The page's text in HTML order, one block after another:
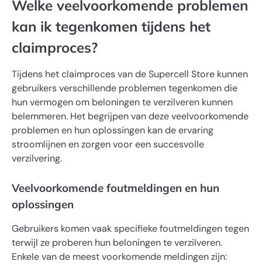
Welke veelvoorkomende problemen
kan ik tegenkomen tijdens het
claimproces?
Tijdens het claimproces van de Supercell Store kunnen
gebruikers verschillende problemen tegenkomen die
hun vermogen om beloningen te verzilveren kunnen
belemmeren. Het begrijpen van deze veelvoorkomende
problemen en hun oplossingen kan de ervaring
stroomlijnen en zorgen voor een succesvolle
verzilvering.
Veelvoorkomende foutmeldingen en hun
oplossingen
Gebruikers komen vaak specifieke foutmeldingen tegen
terwijl ze proberen hun beloningen te verzilveren.
Enkele van de meest voorkomende meldingen zijn: